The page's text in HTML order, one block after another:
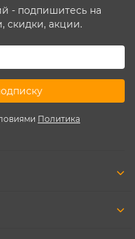
- подпишитесь на
скидки, акции.
Политика